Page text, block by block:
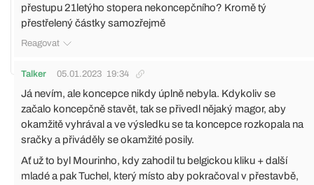
přestupu 21letýho stopera nekoncepčního? Kromě tý
přestřelený částky samozřejmě
Reagovat
Talker 05.01.2023 19:34
Já nevím, ale koncepce nikdy úplně nebyla. Kdykoliv se
začalo koncepčně stavět, tak se přivedl nějaký magor, aby
okamžitě vyhrával a ve výsledku se ta koncepce rozkopala na
sračky a přiváděly se okamžité posily.
Ať už to byl Mourinho, kdy zahodil tu belgickou kliku + další
mladé a pak Tuchel, který místo aby pokračoval v přestavbě,